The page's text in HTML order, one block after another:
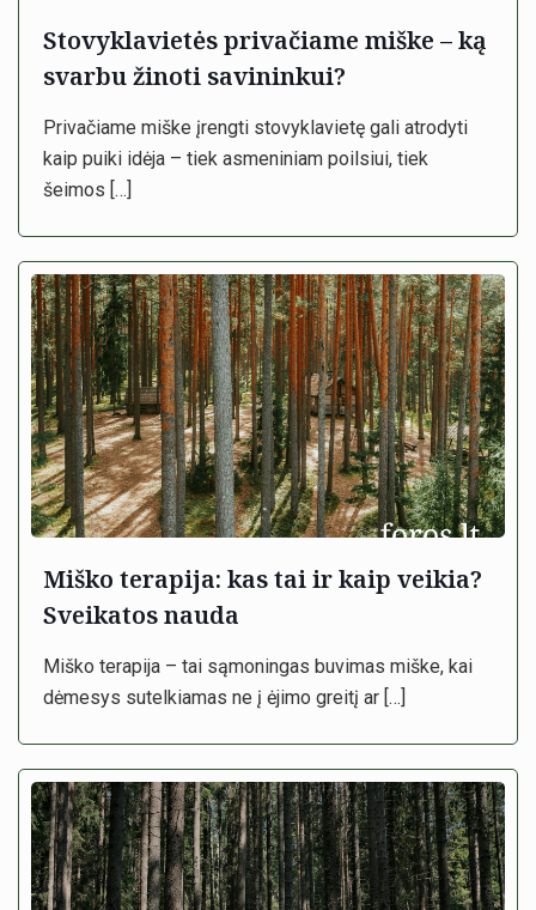
Stovyklavietės privačiame miške – ką
svarbu žinoti savininkui?
Privačiame miške įrengti stovyklavietę gali atrodyti
kaip puiki idėja – tiek asmeniniam poilsiui, tiek
šeimos […]
Miško terapija: kas tai ir kaip veikia?
Sveikatos nauda
Miško terapija – tai sąmoningas buvimas miške, kai
dėmesys sutelkiamas ne į ėjimo greitį ar […]